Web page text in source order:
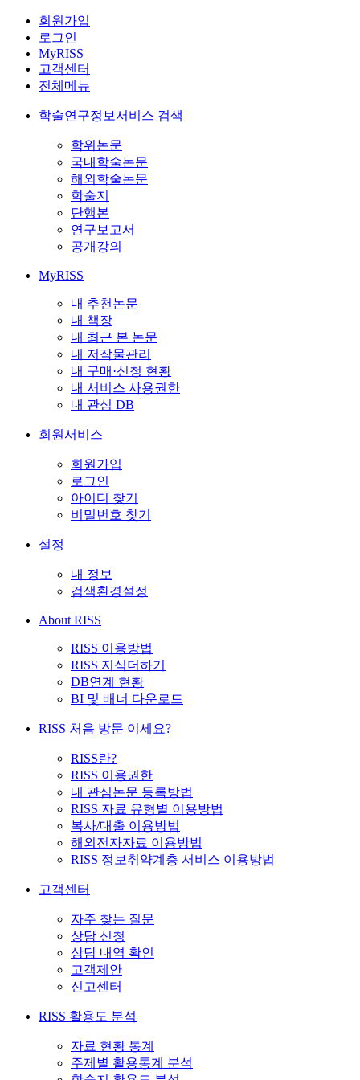
회원가입
로그인
MyRISS
고객센터
전체메뉴
학술연구정보서비스 검색
학위논문
국내학술논문
해외학술논문
학술지
단행본
연구보고서
공개강의
MyRISS
내 추천논문
내 책장
내 최근 본 논문
내 저작물관리
내 구매·신청 현황
내 서비스 사용권한
내 관심 DB
회원서비스
회원가입
로그인
아이디 찾기
비밀번호 찾기
설정
내 정보
검색환경설정
About RISS
RISS 이용방법
RISS 지식더하기
DB연계 현황
BI 및 배너 다운로드
RISS 처음 방문 이세요?
RISS란?
RISS 이용권한
내 관심논문 등록방법
RISS 자료 유형별 이용방법
복사/대출 이용방법
해외전자자료 이용방법
RISS 정보취약계층 서비스 이용방법
고객센터
자주 찾는 질문
상담 신청
상담 내역 확인
고객제안
신고센터
RISS 활용도 분석
자료 현황 통계
주제별 활용통계 분석